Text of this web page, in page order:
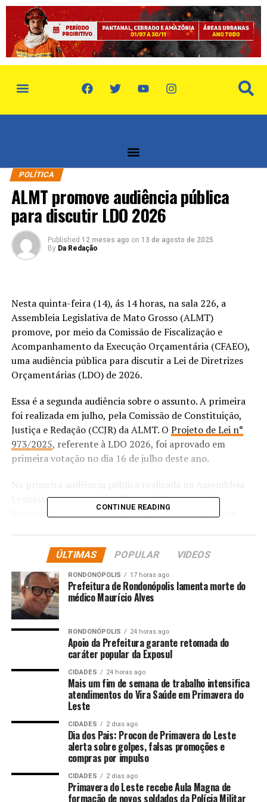
POLÍTICA
ALMT promove audiência pública
para discutir LDO 2026
Published 12 meses ago on 13 de agosto de 2025
By Da Redação
Nesta quinta-feira (14), ás 14 horas, na sala 226, a
Assembleia Legislativa de Mato Grosso (ALMT)
promove, por meio da Comissão de Fiscalização e
Acompanhamento da Execução Orçamentária (CFAEO),
uma audiência pública para discutir a Lei de Diretrizes
Orçamentárias (LDO) de 2026.
Essa é a segunda audiência sobre o assunto. A primeira
foi realizada em julho, pela Comissão de Constituição,
Justiça e Redação (CCJR) da ALMT. O Projeto de Lei n°
973/2025, referente à LDO 2026, foi aprovado em
primeira votação no dia 16 de julho deste ano.
Na primeira audiência pública realizada na Assembleia
Legislativa, o secretário adjunto da Secretaria de
Fazenda de Mato Grosso (Sefaz), Ricardo Capistrano,
receita estimada de R$ 39,8 bilhões, valor 4,66%
superior ao previsto para 2025. Para a RGA (Revisão
Geral Anual) dos subsídios dos servidores, o projeto
considera um reajuste de 4,56%, equivalente à inflação
acumulada do período, calculada com base no Índice
Nacional de Preços ao Consumidor Amplo (IPCA).
De acordo com informações da consultora da Secretaria
Parlamentar da Mesa Diretora, Janaína Polla, a
Assembleia Legislativa adota uma dinâmica de duas
audiências públicas. A primeira delas observa os pontos
quanto a constitucionalidade das normas, se o texto
proposto está cumprindo as regras de emendas
constitucionais federais, da Constituição Estadual e
questões legais. Já a segunda audiência, aprofunda os
CONTINUE READING
ÚLTIMAS POPULAR VIDEOS
RONDONÓPOLIS 17 horas ago
Prefeitura de Rondonópolis lamenta morte do
médico Maurício Alves
RONDONÓPOLIS 24 horas ago
Apoio da Prefeitura garante retomada do
caráter popular da Exposul
CIDADES 24 horas ago
Mais um fim de semana de trabalho intensifica
atendimentos do Vira Saúde em Primavera do
Leste
CIDADES 2 dias ago
Dia dos Pais: Procon de Primavera do Leste
alerta sobre golpes, falsas promoções e
compras por impulso
CIDADES 2 dias ago
Primavera do Leste recebe Aula Magna de
formação de novos soldados da Polícia Militar